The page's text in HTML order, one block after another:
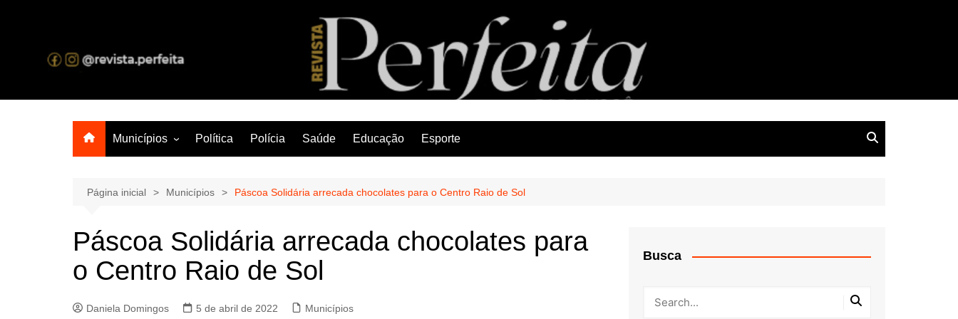
Revista Perfeita
A melhor revista eletrônica do interior de Sergipe
Municípios
Lagarto
Política Polícia Saúde Educação Esporte
Página inicial Municípios Páscoa Solidária arrecada chocolates para o Centro Raio de Sol
Páscoa Solidária arrecada chocolates para
o Centro Raio de Sol
Daniela Domingos 5 de abril de 2022 Municípios
Busca